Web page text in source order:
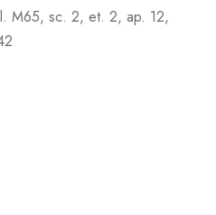
M65, sc. 2, et. 2, ap. 12,